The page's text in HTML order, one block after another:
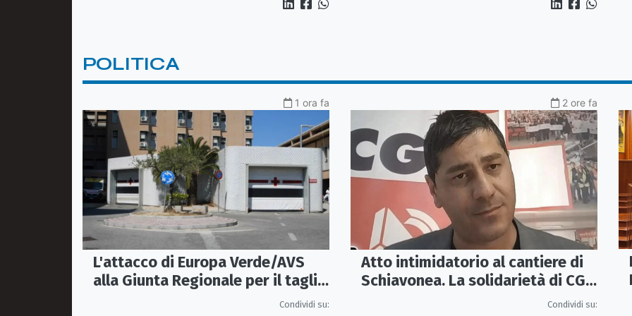
POLITICA
1 ora fa
L'attacco di Europa Verde/AVS
alla Giunta Regionale per il taglio
del'emodinamica di RossanoCondividi su:
2 ore fa
Atto intimidatorio al cantiere di
Schiavonea. La solidarietà di CGIL
Condividi su: